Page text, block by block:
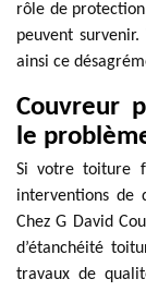
rôle de
peuvent
ainsi ce
Couvreur
le
Si votre toiture
interventions de
Chez G David
d’étanchéité
travaux de